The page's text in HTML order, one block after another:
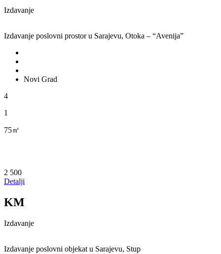
Izdavanje
Izdavanje poslovni prostor u Sarajevu, Otoka – “Avenija”
Novi Grad
4
1
75㎡
2 500
Detalji
KM
Izdavanje
Izdavanje poslovni objekat u Sarajevu, Stup